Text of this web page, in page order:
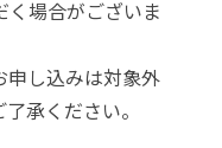
く場合がございま
申し込みは対象外
承ください。